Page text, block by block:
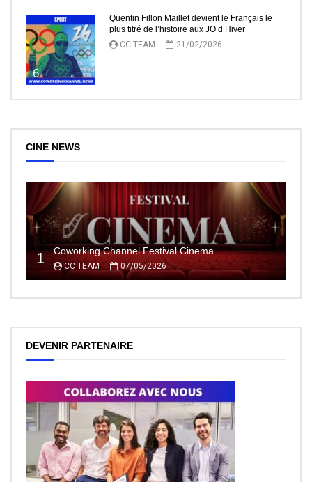
6
Quentin Fillon Maillet devient le Français le
plus titré de l’histoire aux JO d’Hiver
CC TEAM
21/02/2026
CINE NEWS
1 Coworking Channel Festival Cinema
CC TEAM 07/05/2026
DEVENIR PARTENAIRE